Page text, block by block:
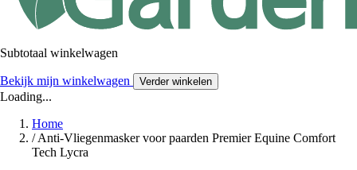
Subtotaal winkelwagen
Bekijk mijn winkelwagen Verder winkelen
Loading...
Home
/ Anti-Vliegenmasker voor paarden Premier Equine Comfort
Tech Lycra